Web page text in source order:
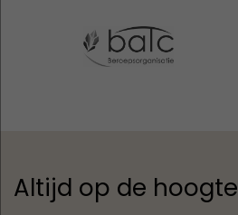
Altijd op de hoogte